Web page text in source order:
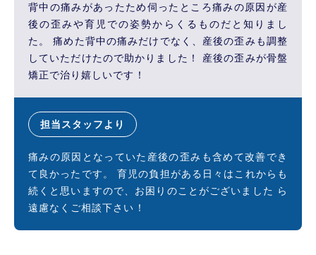
背中の痛みがあったため伺ったところ痛みの原因が産
後の歪みや育児での姿勢からくるものだと知りまし
た。 痛めた背中の痛みだけでなく、産後の歪みも調整
していただけたので助かりました！ 産後の歪みが骨盤
矯正で治り嬉しいです！
担当スタッフより
痛みの原因となっていた産後の歪みも含めて改善でき
て良かったです。 育児の負担がある日々はこれからも
続くと思いますので、お困りのことがございました ら
遠慮なくご相談下さい！